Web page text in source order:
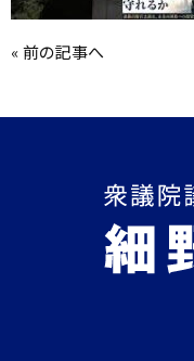
«前の記事へ